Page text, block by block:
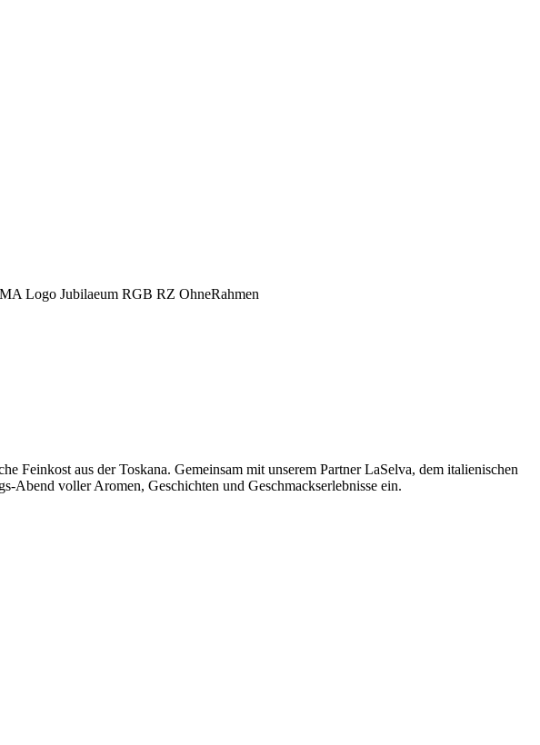
Feinkost aus der Toskana. Gemeinsam mit unserem Partner LaSelva, dem italienischen
Abend voller Aromen, Geschichten und Geschmackserlebnisse ein.